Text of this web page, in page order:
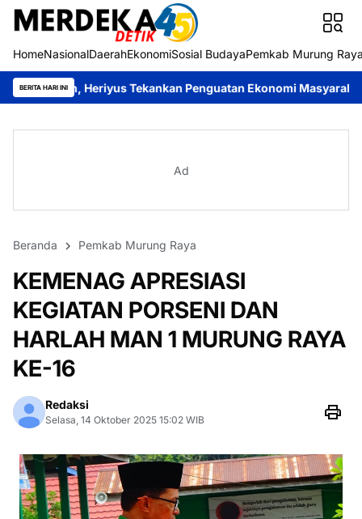
HomeNasionalDaerahEkonomiSosial BudayaPemkab Murung
BERITA HARI INI
Tekankan Penguatan Ekonomi Masyarakat Roy Chahyadi:
Ad
Beranda Pemkab Murung Raya
KEMENAG APRESIASI
KEGIATAN PORSENI DAN
HARLAH MAN 1 MURUNG RAYA
KE-16
Redaksi
Selasa, 14 Oktober 2025 15:02 WIB